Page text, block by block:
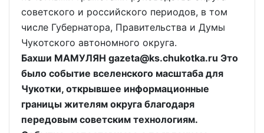
советского и российского периодов, в том
числе Губернатора, Правительства и Думы
Чукотского автономного округа.
Бахши МАМУЛЯН gazeta@ks.chukotka.ru Это
было событие вселенского масштаба для
Чукотки, открывшее информационные
границы жителям округа благодаря
передовым советским технологиям.